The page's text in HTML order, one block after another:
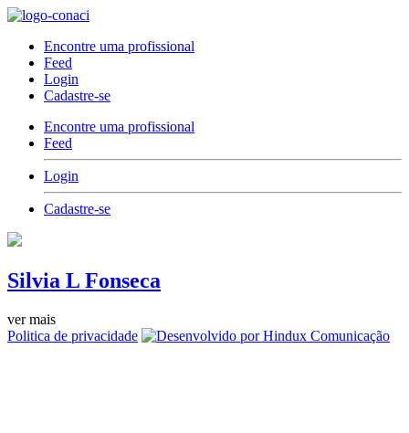
Encontre uma profissional
Feed
Login
Cadastre-se
Encontre uma profissional
Feed
Login
Cadastre-se
Silvia L Fonseca
ver mais
Politica de privacidade